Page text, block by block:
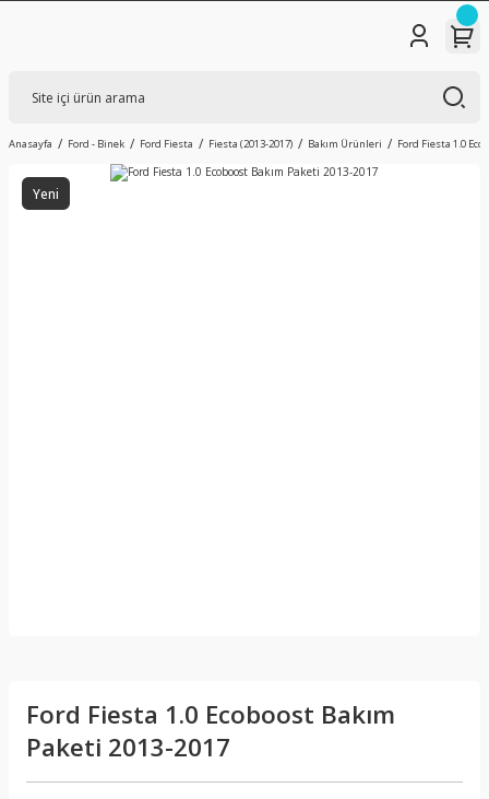
Anasayfa Ford - Binek Ford Fiesta Fiesta (2013-2017) Bakım Ürünleri Ford Fiesta 1.0
Yeni
Ford Fiesta 1.0 Ecoboost Bakım
Paketi 2013-2017